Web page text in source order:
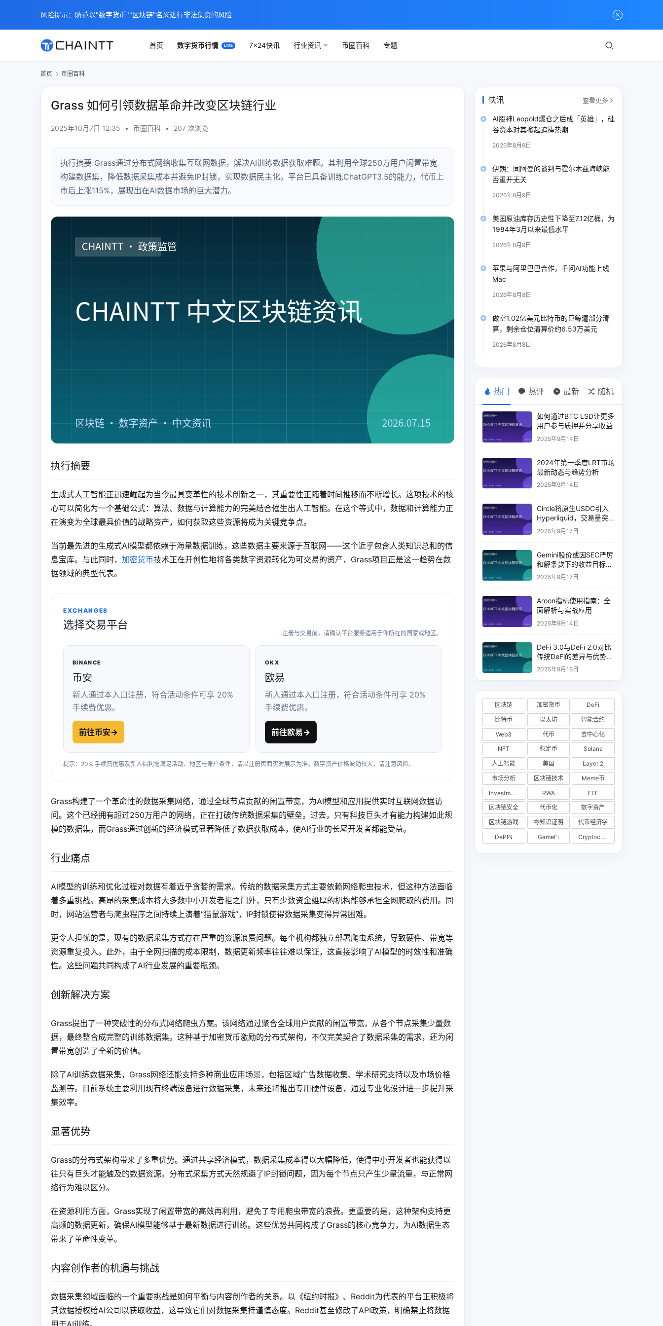
首页 数字货币行情 7×24快讯 行业资讯 币圈百科 专题
首页 币圈百科
Grass 如何引领数据革命并改变区块链行业
2025年10月7日 12:35 • 币圈百科 • 207 次浏览
执行摘要 Grass通过分布式网络收集互联网数据，解决AI训练数据获取难题。其利用全球250万用户闲置带宽
构建数据集，降低数据采集成本并避免IP封锁，实现数据民主化。平台已具备训练ChatGPT3.5的能力，代币上
市后上涨115%，展现出在AI数据市场的巨大潜力。
执行摘要
生成式人工智能正迅速崛起为当今最具变革性的技术创新之一，其重要性正随着时间推移而不断增长。这项技术的核
心可以简化为一个基础公式：算法、数据与计算能力的完美结合催生出人工智能。在这个等式中，数据和计算能力正
在演变为全球最具价值的战略资产，如何获取这些资源将成为关键竞争点。
当前最先进的生成式AI模型都依赖于海量数据训练，这些数据主要来源于互联网——这个近乎包含人类知识总和的信
息宝库。与此同时， 加密货币技术正在开创性地将各类数字资源转化为可交易的资产，Grass项目正是这一趋势在数
据领域的典型代表。
EXCHANGES
选择交易平台
注册与交易前，请确认平台服务适用于你所在的国家或地区。
BINANCE
币安
新人通过本入口注册，符合活动条件可享 20%
手续费优惠。
前往币安→
OKX
欧易
新人通过本入口注册，符合活动条件可享 20%
手续费优惠。
前往欧易→
提示：20% 手续费优惠及新人福利需满足活动、地区与账户条件，请以注册页面实时展示为准。数字资产价格波动较大，请注意风险。
Grass构建了一个革命性的数据采集网络，通过全球节点贡献的闲置带宽，为AI模型和应用提供实时互联网数据访
问。这个已经拥有超过250万用户的网络，正在打破传统数据采集的壁垒。过去，只有科技巨头才有能力构建如此规
模的数据集，而Grass通过创新的经济模式显著降低了数据获取成本，使AI行业的长尾开发者都能受益。
行业痛点
AI模型的训练和优化过程对数据有着近乎贪婪的需求。传统的数据采集方式主要依赖网络爬虫技术，但这种方法面临
着多重挑战。高昂的采集成本将大多数中小开发者拒之门外，只有少数资金雄厚的机构能够承担全网爬取的费用。同
时，网站运营者与爬虫程序之间持续上演着”猫鼠游戏”，IP封锁使得数据采集变得异常困难。
更令人担忧的是，现有的数据采集方式存在严重的资源浪费问题。每个机构都独立部署爬虫系统，导致硬件、带宽等
资源重复投入。此外，由于全网扫描的成本限制，数据更新频率往往难以保证，这直接影响了AI模型的时效性和准确
性。这些问题共同构成了AI行业发展的重要瓶颈。
创新解决方案
Grass提出了一种突破性的分布式网络爬虫方案。该网络通过聚合全球用户贡献的闲置带宽，从各个节点采集少量数
据，最终整合成完整的训练数据集。这种基于加密货币激励的分布式架构，不仅完美契合了数据采集的需求，还为闲
置带宽创造了全新的价值。
除了AI训练数据采集，Grass网络还能支持多种商业应用场景，包括区域广告数据收集、学术研究支持以及市场价格
监测等。目前系统主要利用现有终端设备进行数据采集，未来还将推出专用硬件设备，通过专业化设计进一步提升采
集效率。
显著优势
Grass的分布式架构带来了多重优势。通过共享经济模式，数据采集成本得以大幅降低，使得中小开发者也能获得以
往只有巨头才能触及的数据资源。分布式采集方式天然规避了IP封锁问题，因为每个节点只产生少量流量，与正常网
络行为难以区分。
在资源利用方面，Grass实现了闲置带宽的高效再利用，避免了专用爬虫带宽的浪费。更重要的是，这种架构支持更
高频的数据更新，确保AI模型能够基于最新数据进行训练。这些优势共同构成了Grass的核心竞争力，为AI数据生态
带来了革命性变革。
内容创作者的机遇与挑战
数据采集领域面临的一个重要挑战是如何平衡与内容创作者的关系。以《纽约时报》、Reddit为代表的平台正积极将
其数据授权给AI公司以获取收益，这导致它们对数据采集持谨慎态度。Reddit甚至修改了API政策，明确禁止将数据
快讯 查看更多
AI股神Leopold爆仓之后成「英雄」，硅
谷资本对其掀起追捧热潮
2026年8月9日
伊朗：同阿曼的谈判与霍尔木兹海峡能
否重开无关
2026年8月9日
美国原油库存历史性下降至7.12亿桶，为
1984年3月以来最低水平
2026年8月9日
苹果与阿里巴巴合作，千问AI功能上线
Mac
2026年8月8日
做空1.02亿美元比特币的巨鲸遭部分清
算，剩余仓位清算价约6.53万美元
2026年8月8日
热门 热评 最新 随机
如何通过BTC LSD让更多
用户参与质押并分享收益
2025年9月14日
2024年第一季度LRT市场
最新动态与趋势分析
2025年9月14日
Circle将原生USDC引入
Hyperliquid，交易量突
破币安14%
2025年9月17日
Gemini股价或因SEC严厉
和解条款下的收益目标破
灭而下跌
2025年9月17日
Aroon指标使用指南：全
面解析与实战应用
2025年9月14日
DeFi 3.0与DeFi 2.0对比
传统DeFi的差异与优势分
析
2025年9月16日
区块链 加密货币
DeFi
比特币
以太坊
智能合约
Web3
代币
去中心化
NFT
稳定币
Solana
人工智能
美国
Layer 2
市场分析
区块链技术
Meme币
Investments
RWA
ETF
区块链安全
代币化
数字资产
区块链游戏
零知识证明
代币经济学
DePIN
GameFi Cryptocurrency Exchange
风险提示：防范以"数字货币""区块链"名义进行非法集资的风险